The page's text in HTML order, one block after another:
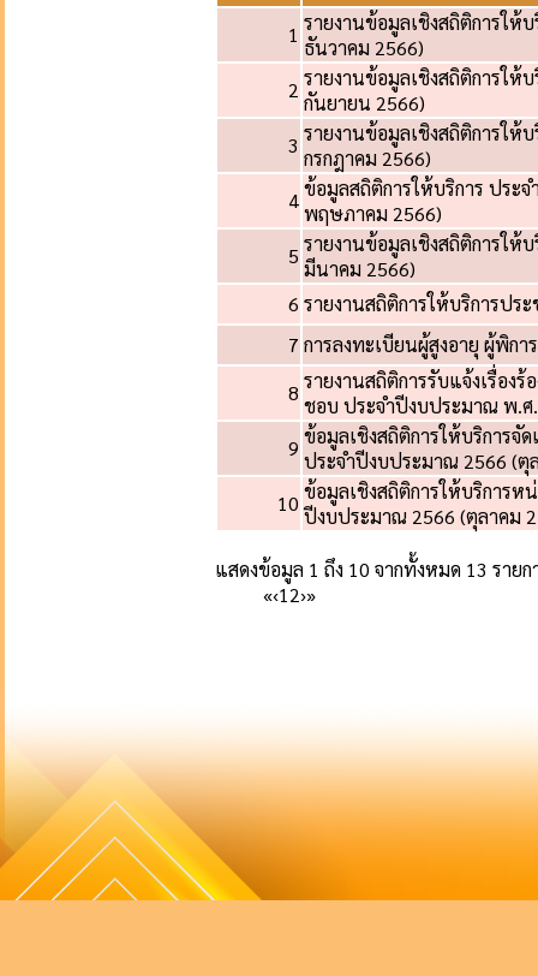
1 รายงานข้อมูลเชิงสถิติการให้
ธันวาคม 2566)
2 รายงานข้อมูลเชิงสถิติการให้
กันยายน 2566)
3 รายงานข้อมูลเชิงสถิติการให้
กรกฎาคม 2566)
4ข้อมูลสถิติการให้บริการ ประ
พฤษภาคม 2566)
5 รายงานข้อมูลเชิงสถิติการให้
มีนาคม 2566)
6 รายงานสถิติการให้บริการปร
7 การลงทะเบียนผู้สูงอายุ ผู้พิก
8 รายงานสถิติการรับแจ้งเรื่อง
ชอบ ประจำปีงบประมาณ พ.ศ
9 ข้อมูลเชิงสถิติการให้บริการจั
ประจำปีงบประมาณ 2566 (
10 ข้อมูลเชิงสถิติการให้บริการห
ปีงบประมาณ 2566 (ตุลาคม
แสดงข้อมูล 1 ถึง 10 จากทั้งหมด 13 รายก
«‹12›»